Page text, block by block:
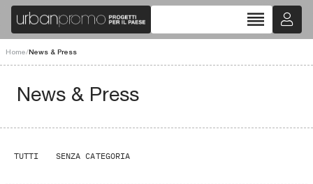
reorder
Home/News & Press
News & Press
TUTTI SENZA CATEGORIA